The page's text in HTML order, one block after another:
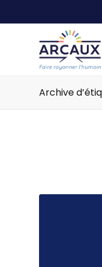
Archive